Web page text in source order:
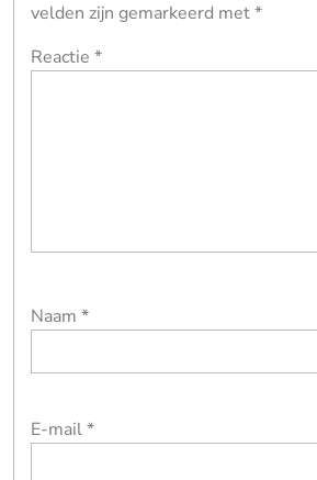
velden zijn gemarkeerd met*
Reactie *
Naam *
E-mail*